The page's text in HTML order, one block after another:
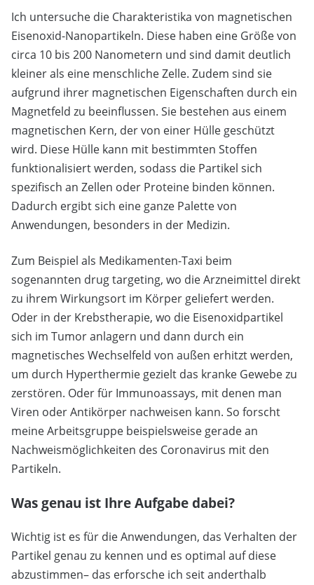
Ich untersuche die Charakteristika von magnetischen
Eisenoxid-Nanopartikeln. Diese haben eine Größe von
circa 10 bis 200 Nanometern und sind damit deutlich
kleiner als eine menschliche Zelle. Zudem sind sie
aufgrund ihrer magnetischen Eigenschaften durch ein
Magnetfeld zu beeinflussen. Sie bestehen aus einem
magnetischen Kern, der von einer Hülle geschützt
wird. Diese Hülle kann mit bestimmten Stoffen
funktionalisiert werden, sodass die Partikel sich
spezifisch an Zellen oder Proteine binden können.
Dadurch ergibt sich eine ganze Palette von
Anwendungen, besonders in der Medizin.
Zum Beispiel als Medikamenten-Taxi beim
sogenannten drug targeting, wo die Arzneimittel direkt
zu ihrem Wirkungsort im Körper geliefert werden.
Oder in der Krebstherapie, wo die Eisenoxidpartikel
sich im Tumor anlagern und dann durch ein
magnetisches Wechselfeld von außen erhitzt werden,
um durch Hyperthermie gezielt das kranke Gewebe zu
zerstören. Oder für Immunoassays, mit denen man
Viren oder Antikörper nachweisen kann. So forscht
meine Arbeitsgruppe beispielsweise gerade an
Nachweismöglichkeiten des Coronavirus mit den
Partikeln.
Was genau ist Ihre Aufgabe dabei?
Wichtig ist es für die Anwendungen, das Verhalten der
Partikel genau zu kennen und es optimal auf diese
abzustimmen– das erforsche ich seit anderthalb